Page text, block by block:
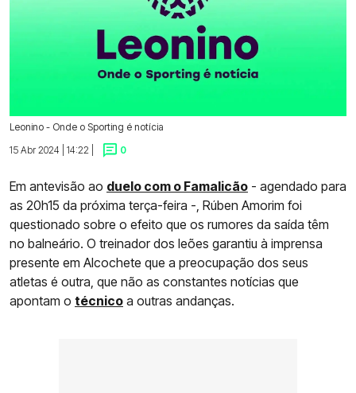
Leonino - Onde o Sporting é notícia
15 Abr 2024 | 14:22 |
0
Em antevisão ao duelo com o Famalicão - agendado para
as 20h15 da próxima terça-feira -, Rúben Amorim foi
questionado sobre o efeito que os rumores da saída têm
no balneário. O treinador dos leões garantiu à imprensa
presente em Alcochete que a preocupação dos seus
atletas é outra, que não as constantes notícias que
apontam o técnico a outras andanças.